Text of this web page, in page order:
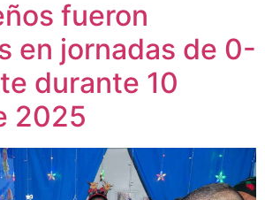
fueron
en jornadas de 0-
durante 10
2025